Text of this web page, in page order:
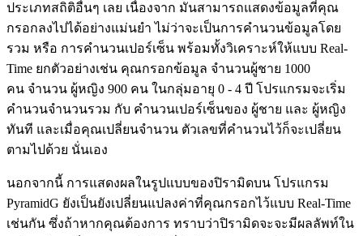
ประเภทสถิติอื่นๆ เลย เนื่องจาก มันสามารถแสดงข้อมูลที่คุณ
กรอกลงไปได้อย่างแม่นยำ ไม่ว่าจะเป็นการคำนวนข้อมูลโดย
รวม หรือ การคำนวนเปอร์เซ็น พร้อมทั้งวิเคราะห์ให้แบบ Real-
Time ยกตัวอย่างเช่น คุณกรอกข้อมูล จำนวนผู้ชาย 1000
คน จำนวน ผู้หญิง 900 คน ในกลุ่มอายุ 0 - 4 ปี โปรแกรมจะเริ่ม
คำนวนจำนวนรวม กับ คำนวนเปอร์เซ็นของ ผู้ชาย และ ผู้หญิง
ทันที และเมื่อคุณเปลี่ยนจำนวน ตัวเลขที่คำนวนไว้ก็จะเปลี่ยน
ตามไปด้วย นั่นเอง
นอกจากนี้ การแสดงผลในรูปแบบของปิรามิดบน โปรแกรม
PyramidG ยังเป็นยังเปลี่ยนแปลงค่าที่คุณกรอกไว้แบบ Real-Time
เช่นกัน ซึ่งถ้าหากคุณต้องการ ทราบว่าปิรามิดจะจะมีผลลัพท์ใน